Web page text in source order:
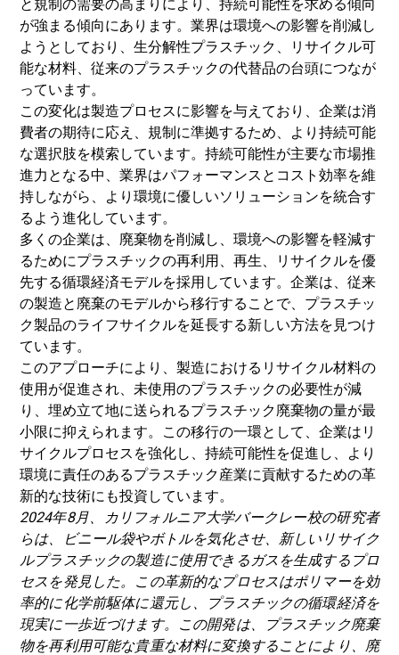
と規制の需要の高まりにより、持続可能性を求める傾向
が強まる傾向にあります。業界は環境への影響を削減し
ようとしており、生分解性プラスチック、リサイクル可
能な材料、従来のプラスチックの代替品の台頭につなが
っています。
この変化は製造プロセスに影響を与えており、企業は消
費者の期待に応え、規制に準拠するため、より持続可能
な選択肢を模索しています。持続可能性が主要な市場推
進力となる中、業界はパフォーマンスとコスト効率を維
持しながら、より環境に優しいソリューションを統合す
るよう進化しています。
多くの企業は、廃棄物を削減し、環境への影響を軽減す
るためにプラスチックの再利用、再生、リサイクルを優
先する循環経済モデルを採用しています。企業は、従来
の製造と廃棄のモデルから移行することで、プラスチッ
ク製品のライフサイクルを延長する新しい方法を見つけ
ています。
このアプローチにより、製造におけるリサイクル材料の
使用が促進され、未使用のプラスチックの必要性が減
り、埋め立て地に送られるプラスチック廃棄物の量が最
小限に抑えられます。この移行の一環として、企業はリ
サイクルプロセスを強化し、持続可能性を促進し、より
環境に責任のあるプラスチック産業に貢献するための革
新的な技術にも投資しています。
2024年8月、カリフォルニア大学バークレー校の研究者
らは、ビニール袋やボトルを気化させ、新しいリサイク
ルプラスチックの製造に使用できるガスを生成するプロ
セスを発見した。この革新的なプロセスはポリマーを効
率的に化学前駆体に還元し、プラスチックの循環経済を
現実に一歩近づけます。この開発は、プラスチック廃棄
物を再利用可能な貴重な材料に変換することにより、廃